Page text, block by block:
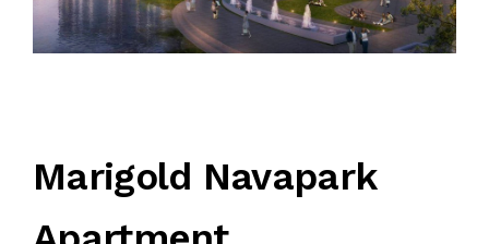
Marigold Navapark